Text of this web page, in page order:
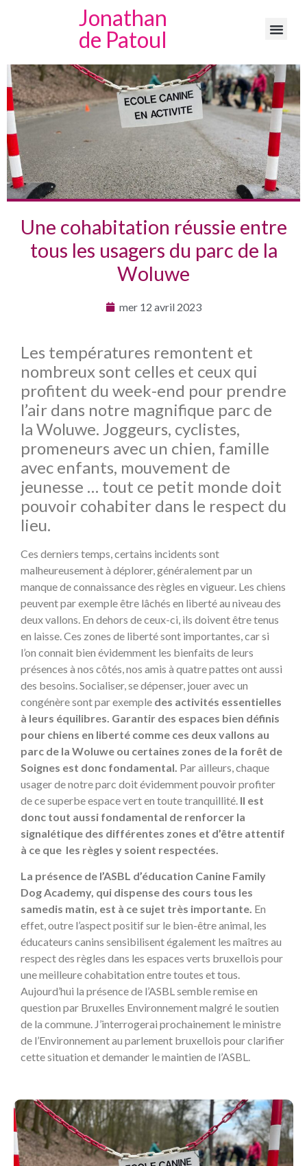
Jonathan
de Patoul
Une cohabitation réussie entre
tous les usagers du parc de la
Woluwe
mer 12 avril 2023
Les températures remontent et
nombreux sont celles et ceux qui
profitent du week-end pour prendre
l’air dans notre magnifique parc de
la Woluwe. Joggeurs, cyclistes,
promeneurs avec un chien, famille
avec enfants, mouvement de
jeunesse … tout ce petit monde doit
pouvoir cohabiter dans le respect du
lieu.
Ces derniers temps, certains incidents sont
malheureusement à déplorer, généralement par un
manque de connaissance des règles en vigueur. Les chiens
peuvent par exemple être lâchés en liberté au niveau des
deux vallons. En dehors de ceux-ci, ils doivent être tenus
en laisse. Ces zones de liberté sont importantes, car si
l’on connait bien évidemment les bienfaits de leurs
présences à nos côtés, nos amis à quatre pattes ont aussi
des besoins. Socialiser, se dépenser, jouer avec un
congénère sont par exemple des activités essentielles
à leurs équilibres. Garantir des espaces bien définis
pour chiens en liberté comme ces deux vallons au
parc de la Woluwe ou certaines zones de la forêt de
Soignes est donc fondamental. Par ailleurs, chaque
usager de notre parc doit évidemment pouvoir profiter
de ce superbe espace vert en toute tranquillité. Il est
donc tout aussi fondamental de renforcer la
signalétique des différentes zones et d’être attentif
à ce que les règles y soient respectées.
La présence de l’ASBL d’éducation Canine Family
Dog Academy, qui dispense des cours tous les
samedis matin, est à ce sujet très importante. En
effet, outre l’aspect positif sur le bien-être animal, les
éducateurs canins sensibilisent également les maîtres au
respect des règles dans les espaces verts bruxellois pour
une meilleure cohabitation entre toutes et tous.
Aujourd’hui la présence de l’ASBL semble remise en
question par Bruxelles Environnement malgré le soutien
de la commune. J’interrogerai prochainement le ministre
de l’Environnement au parlement bruxellois pour clarifier
cette situation et demander le maintien de l’ASBL.